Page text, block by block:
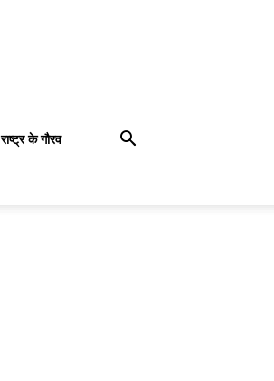
राष्ट्र के गौरव